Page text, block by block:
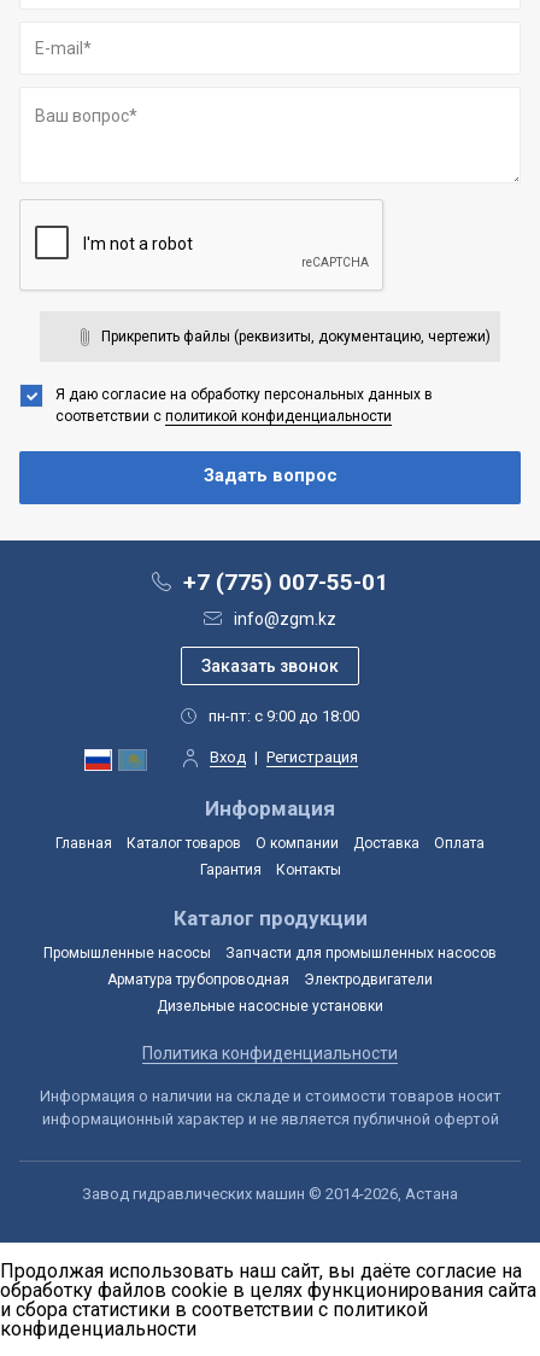
Прикрепить файлы (реквизиты, документацию, чертежи)
Я даю согласие на обработку персональных данных в
соответствии с политикой конфиденциальности
+7 (775) 007-55-01
info@zgm.kz
пн-пт: с 9:00 до 18:00
Вход | Регистрация
Информация
Главная Каталог товаров О компании Доставка
Оплата
Гарантия
Контакты
Каталог продукции
Промышленные насосы
Запчасти для промышленных насосов
Арматура трубопроводная
Электродвигатели
Дизельные насосные установки
Политика конфиденциальности
Информация о наличии на складе и стоимости товаров носит
информационный характер и не является публичной офертой
Завод гидравлических машин © 2014-2026, Астана
Продолжая использовать наш сайт, вы даёте согласие на
обработку файлов cookie в целях функционирования сайта
и сбора статистики в соответствии с политикой
конфиденциальности